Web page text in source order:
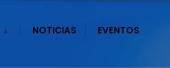
NOTICIAS EVENTOS